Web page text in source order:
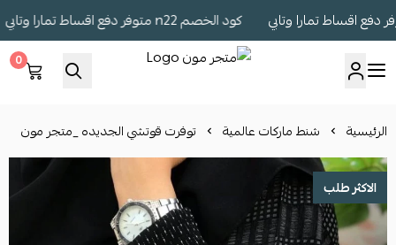
كود الخصم n22 متوفر دفع اقساط تمارا وتابي
0
الرئيسية شنط ماركات عالمية توفرت قوتشي الجديده _متجر مون
الاكثر طلب